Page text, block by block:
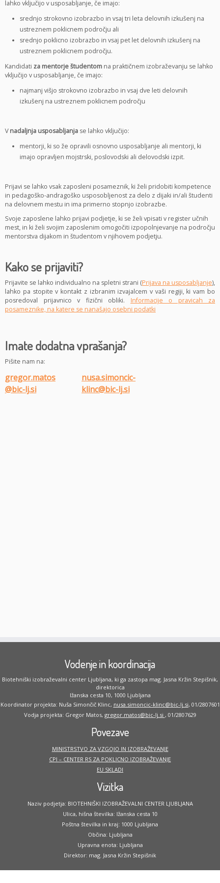
lahko vključijo v usposabljanje, če imajo:
srednjo strokovno izobrazbo in vsaj tri leta delovnih izkušenj na
ustreznem poklicnem področju ali
srednjo poklicno izobrazbo in vsaj pet let delovnih izkušenj na
ustreznem poklicnem področju.
Kandidati za mentorje študentom na praktičnem izobraževanju se lahko
vključijo v usposabljanje, če imajo:
najmanj višjo strokovno izobrazbo in vsaj dve leti delovnih
izkušenj na ustreznem poklicnem področju
Vnadaljnja usposabljanja se lahko vključijo:
mentorji, ki so že opravili osnovno usposabljanje ali mentorji, ki
imajo opravljen mojstrski, poslovodski ali delovodski izpit.
Prijavi se lahko vsak zaposleni posameznik, ki želi pridobiti kompetence
in pedagoško-andragoško usposobljenost za delo z dijaki in/ali študenti
na delovnem mestu in ima primerno stopnjo izobrazbe.
Svoje zaposlene lahko prijavi podjetje, ki se želi vpisati v register učnih
mest, in ki želi svojim zaposlenim omogočiti izpopolnjevanje na področju
mentorstva dijakom in študentom v njihovem podjetju.
Kako se prijaviti?
Prijavite se lahko individualno na spletni strani (Prijava na usposabljanje),
lahko pa stopite v kontakt z izbranim izvajalcem v vaši regiji, ki vam bo
posredoval prijavnico v fizični obliki. Informacije o pravicah za
posameznike, na katere se nanašajo osebni podatki
Imate dodatna vprašanja?
Pišite nam na:
gregor.matos
@bic-lj.si
nusa.simoncic-
klinc@bic-lj.si
Vodenje in koordinacija
Biotehniški izobraževalni center Ljubljana, ki ga zastopa mag. Jasna Kržin Stepišnik,
direktorica
Ižanska cesta 10, 1000 Ljubljana
Koordinator projekta: Nuša Simončič Klinc, nusa.simoncic-klinc@bic-lj.si, 01/2807601
Vodja projekta: Gregor Matos, gregor.matos@bic-lj.si , 01/2807629
Povezave
MINISTRSTVO ZA VZGOJO IN IZOBRAŽEVANJE
CPI – CENTER RS ZA POKLICNO IZOBRAŽEVANJE
EU SKLADI
Vizitka
Naziv podjetja: BIOTEHNIŠKI IZOBRAŽEVALNI CENTER LJUBLJANA
Ulica, hišna številka: Ižanska cesta 10
Poštna številka in kraj: 1000 Ljubljana
Občina: Ljubljana
Upravna enota: Ljubljana
Direktor: mag. Jasna Kržin Stepišnik